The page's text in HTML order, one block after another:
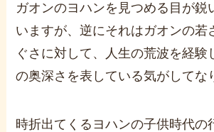
ガオンのヨハンを見つめる目が鋭
いますが、逆にそれはガオンの若
ぐさに対して、人生の荒波を経験
の奥深さを表している気がしてな
時折出てくるヨハンの子供時代の